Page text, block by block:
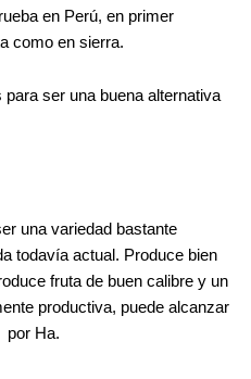
en Perú, en primer
como en sierra.
ser una buena alternativa
una variedad bastante
todavía actual. Produce bien
fruta de buen calibre y un
productiva, puede alcanzar
por Ha.